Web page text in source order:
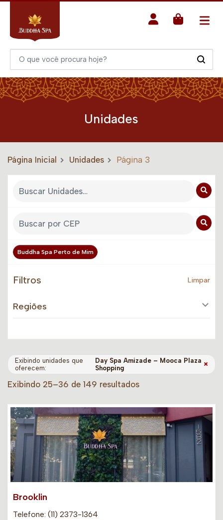
Unidades
Página Inicial Unidades Página 3
Buddha Spa Perto de Mim
Filtros Limpar
Regiões
Exibindo unidades que
oferecem:
Day Spa Amizade – Mooca Plaza
Shopping
×
Exibindo 25–36 de 149 resultados
Brooklin
Telefone: (11) 2373-1364